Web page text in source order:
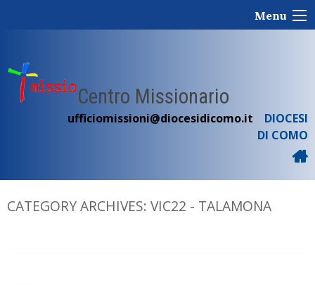
Menu
Centro Missionario
ufficiomissioni@diocesidicomo.it
DIOCESI
DI COMO
CATEGORY ARCHIVES: VIC22 - TALAMONA